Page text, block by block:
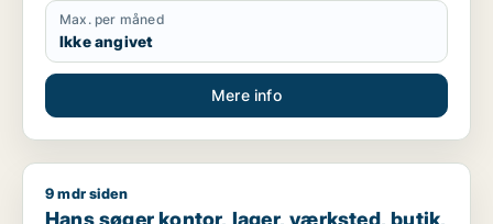
Max. per måned
Ikke angivet
Mere info
Hans søger kontor, lager, værksted, butik, klinik,
9 mdr siden
Hans søger kontor, lager, værksted, butik,